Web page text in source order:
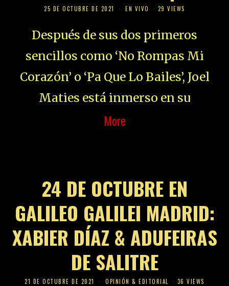
25 DE OCTUBRE DE 2021 EN VIVO 29 VIEWS
Después de sus dos primeros
sencillos como ‘No Rompas Mi
Corazón’ o ‘Pa Que Lo Bailes’, Joel
Maties está inmerso en su
More
24 DE OCTUBRE EN
GALILEO GALILEI MADRID:
XABIER DÍAZ & ADUFEIRAS
DE SALITRE
21 DE OCTUBRE DE 2021 OPINIÓN & EDITORIAL 36 VIEWS